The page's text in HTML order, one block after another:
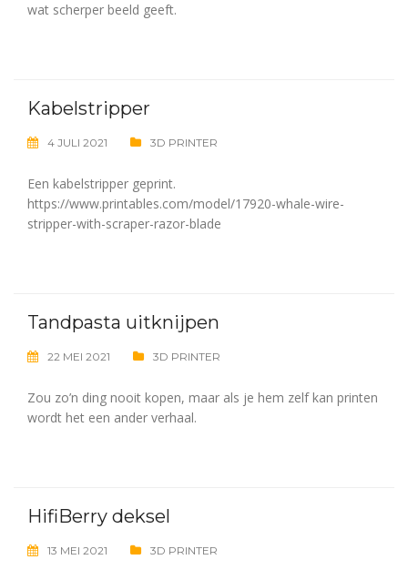
wat scherper beeld geeft.
Kabelstripper
4 JULI 2021 3D PRINTER
Een kabelstripper geprint.
https://www.printables.com/model/17920-whale-wire-
stripper-with-scraper-razor-blade
Tandpasta uitknijpen
22 MEI 2021 3D PRINTER
Zou zo’n ding nooit kopen, maar als je hem zelf kan printen
wordt het een ander verhaal.
HifiBerry deksel
13 MEI 2021 3D PRINTER